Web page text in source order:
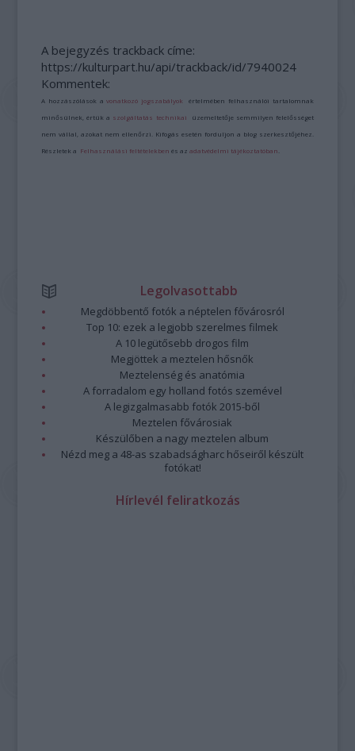
A bejegyzés trackback címe:
https://kulturpart.hu/api/trackback/id/7940024
Kommentek:
A hozzászólások avonatkozó jogszabályok értelmében felhasználói tartalomnak
minősülnek, értük a szolgáltatás technikai üzemeltetője semmilyen felelősséget
nem vállal, azokat nem ellenőrzi. Kifogás esetén forduljon a blog szerkesztőjéhez.
Részletek a Felhasználási feltételekben és azadatvédelmi tájékoztatóban
Legolvasottabb
Megdöbbentő fotók a néptelen fővárosról
Top 10: ezek a legjobb szerelmes filmek
A 10 legütősebb drogos film
Megjöttek a meztelen hősnők
Meztelenség és anatómia
A forradalom egy holland fotós szemével
A legizgalmasabb fotók 2015-ből
Meztelen fővárosiak
Készülőben a nagy meztelen album
Nézd meg a 48-as szabadságharc hőseiről készült
fotókat!
Hírlevél feliratkozás